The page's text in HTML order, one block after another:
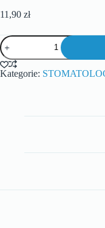
11,90 zł
Kategorie: